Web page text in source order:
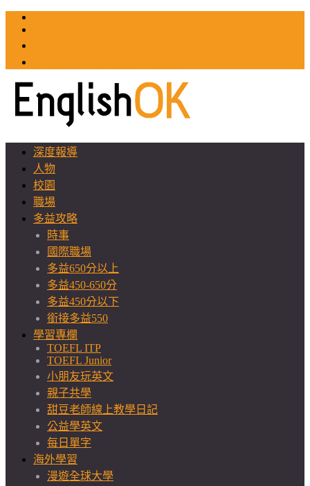
深度報導
人物
校園
職場
多益攻略
時事
國際職場
多益650分以上
多益450-650分
多益450分以下
銜接多益550
學習專欄
TOEFL ITP
TOEFL Junior
小朋友玩英文
親子共學
甜豆老師線上教學日記
公益學英文
每日單字
海外學習
漫遊全球大學